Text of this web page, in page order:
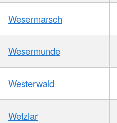
Wesermarsch
Wesermünde
Westerwald
Wetzlar